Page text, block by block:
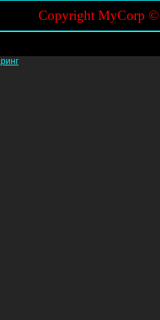
Copyright MyCorp